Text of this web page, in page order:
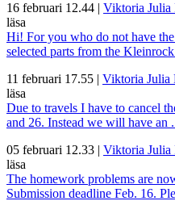
16 februari 12.44 | Viktoria Julia
läsa
Hi! For you who do not have
selected parts from the
11 februari 17.55 | Viktoria Julia
läsa
Due to travels I have to cancel
and 26. Instead we will have an
05 februari 12.33 | Viktoria Julia
läsa
The homework problems are
Submission deadline Feb. 16.